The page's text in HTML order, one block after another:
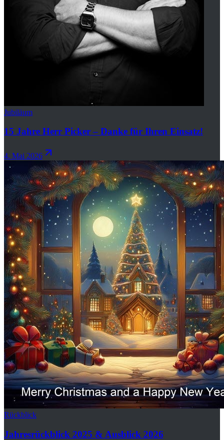
Jubiläum
15 Jahre Herr Picker – Danke für Ihren Einsatz!
4. Mai 2026
Rückblick
Jahresrückblick 2025 & Ausblick 2026